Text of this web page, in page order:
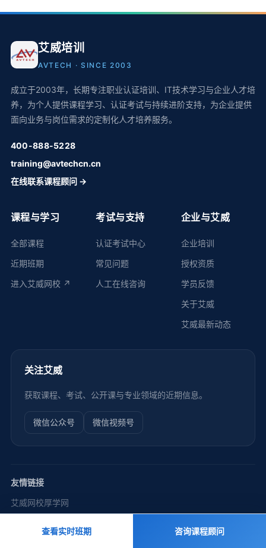
查看实时班期 咨询课程顾问
艾威培训
AVTECH · SINCE 2003
成立于2003年，长期专注职业认证培训、IT技术学习与企业人才培
养，为个人提供课程学习、认证考试与持续进阶支持，为企业提供
面向业务与岗位需求的定制化人才培养服务。
400-888-5228
training@avtechcn.cn
在线联系课程顾问 →
课程与学习
全部课程
近期班期
进入艾威网校 ↗
考试与支持
认证考试中心
常见问题
人工在线咨询
企业与艾威
企业培训
授权资质
学员反馈
关于艾威
艾威最新动态
关注艾威
获取课程、考试、公开课与专业领域的近期信息。
微信公众号 微信视频号
友情链接
艾威网校厚学网